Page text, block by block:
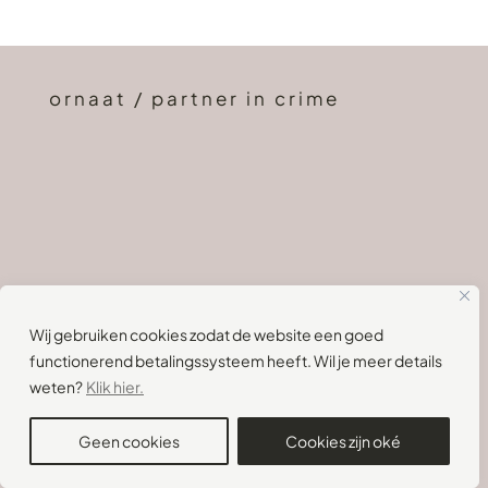
Wij gebruiken cookies zodat de website een goed
functionerend betalingssysteem heeft. Wil je meer details
weten? Klik hier.
Geen cookies Cookies zijn oké
ornaat / partner in crime